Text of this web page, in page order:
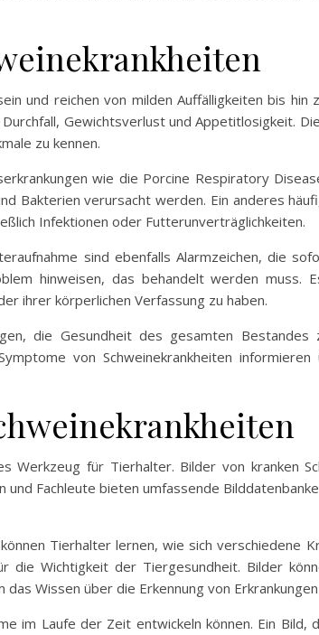
und reichen von milden Auffälligkeiten bis hin
Gewichtsverlust und Appetitlosigkeit.
zu kennen.
wie die Porcine Respiratory
Bakterien verursacht werden. Ein anderes
Infektionen oder Futterunverträglichkeiten.
sind ebenfalls Alarmzeichen, die
hinweisen, das behandelt werden
ihrer körperlichen Verfassung zu haben.
die Gesundheit des gesamten
von Schweinekrankheiten
für Tierhalter. Bilder von kranken
Fachleute bieten umfassende
Tierhalter lernen, wie sich verschiedene
Wichtigkeit der Tiergesundheit. Bilder
Wissen über die Erkennung von
im Laufe der Zeit entwickeln können. Ein Bild,